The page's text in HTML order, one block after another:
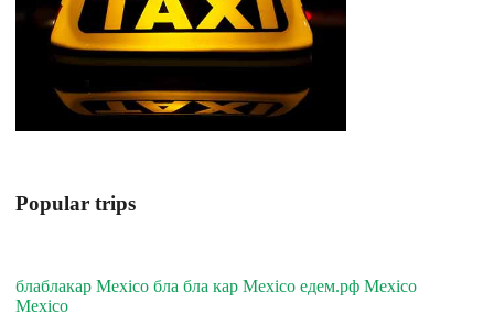
Popular trips
блаблакар Mexico бла бла кар Mexico едем.рф Mexico
Mexico